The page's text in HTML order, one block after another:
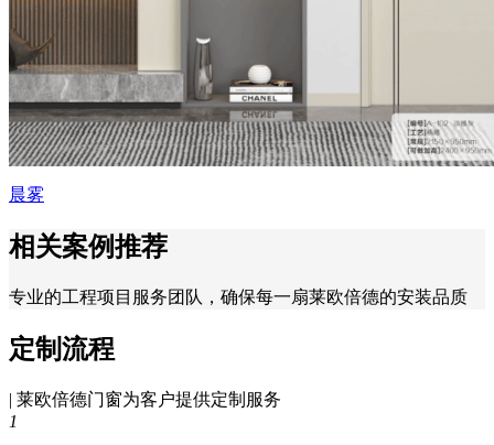
晨雾
相关案例推荐
专业的工程项目服务团队，确保每一扇莱欧倍德的安装品质
定制流程
| 莱欧倍德门窗为客户提供定制服务
1